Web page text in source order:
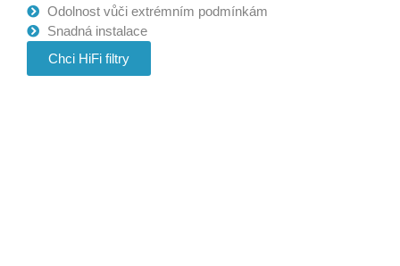
Odolnost vůči extrémním podmínkám
Snadná instalace
Chci HiFi filtry